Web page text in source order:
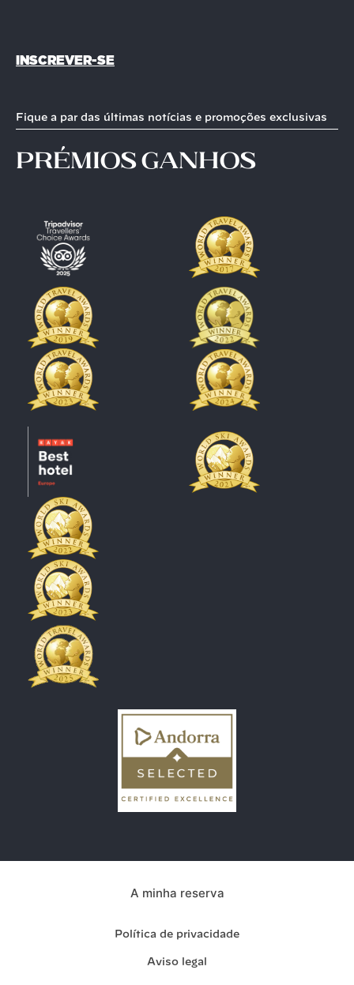
INSCREVER-SE
Fique a par das últimas notícias e promoções exclusivas
prémios ganhos
A minha reserva
Política de privacidade
Aviso legal